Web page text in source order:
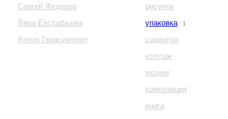
Сергей Федоров
Вера Евстафьева
Антон Герасименко
рисунок
упаковка
1
социалка
коллаж
иконки
композиция
книга